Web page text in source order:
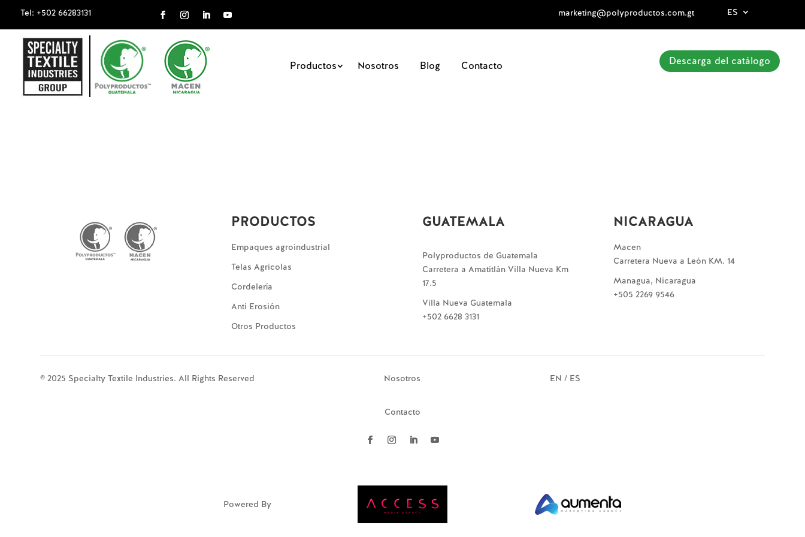
Tel: +502 66283131 marketing@polyproductos.com.gt
Productos Nosotros Blog Contacto
ES
Descarga del catálogo
PRODUCTOS
Empaques agroindustrial
Telas Agricolas
Cordelería
Anti Erosión
Otros Productos
GUATEMALA
Polyproductos de Guatemala
Carretera a Amatitlán Villa Nueva Km
17.5
Villa Nueva Guatemala
+502 6628 3131
NICARAGUA
Macen
Carretera Nueva a León KM. 14
Managua, Nicaragua
+505 2269 9546
© 2025 Specialty Textile Industries. All Rights Reserved Nosotros
Contacto
EN / ES
Powered By